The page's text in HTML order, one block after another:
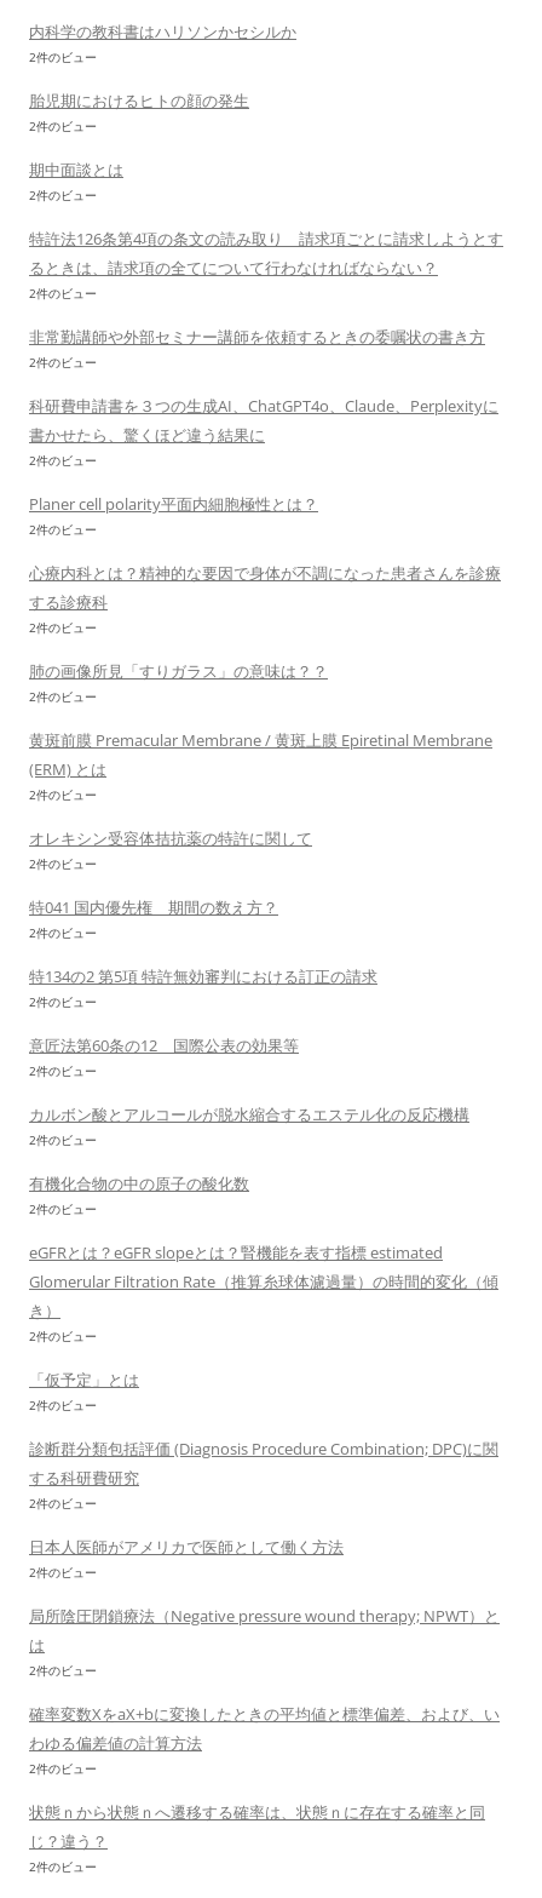
内科学の教科書はハリソンかセシルか
2件のビュー
胎児期におけるヒトの顔の発生
2件のビュー
期中面談とは
2件のビュー
特許法126条第4項の条文の読み取り 請求項ごとに請求しようとす
るときは、請求項の全てについて行わなければならない？
2件のビュー
非常勤講師や外部セミナー講師を依頼するときの委嘱状の書き方
2件のビュー
科研費申請書を３つの生成AI、ChatGPT4o、Claude、Perplexityに
書かせたら、驚くほど違う結果に
2件のビュー
Planer cell polarity平面内細胞極性とは？
2件のビュー
心療内科とは？精神的な要因で身体が不調になった患者さんを診療
する診療科
2件のビュー
肺の画像所見「すりガラス」の意味は？？
2件のビュー
黄斑前膜 Premacular Membrane / 黄斑上膜 Epiretinal Membrane
(ERM) とは
2件のビュー
オレキシン受容体拮抗薬の特許に関して
2件のビュー
特041 国内優先権 期間の数え方？
2件のビュー
特134の2 第5項 特許無効審判における訂正の請求
2件のビュー
意匠法第60条の12 国際公表の効果等
2件のビュー
カルボン酸とアルコールが脱水縮合するエステル化の反応機構
2件のビュー
有機化合物の中の原子の酸化数
2件のビュー
eGFRとは？eGFR slopeとは？腎機能を表す指標 estimated
Glomerular Filtration Rate（推算糸球体濾過量）の時間的変化（傾
き）
2件のビュー
「仮予定」とは
2件のビュー
診断群分類包括評価 (Diagnosis Procedure Combination; DPC)に関
する科研費研究
2件のビュー
日本人医師がアメリカで医師として働く方法
2件のビュー
局所陰圧閉鎖療法（Negative pressure wound therapy; NPWT）と
は
2件のビュー
確率変数XをaX+bに変換したときの平均値と標準偏差、および、い
わゆる偏差値の計算方法
2件のビュー
状態ｎから状態ｎへ遷移する確率は、状態ｎに存在する確率と同
じ？違う？
2件のビュー